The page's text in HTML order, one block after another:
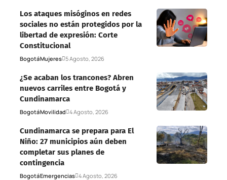
Los ataques misóginos en redes
sociales no están protegidos por la
libertad de expresión: Corte
Constitucional
BogotáMujeres 5 Agosto, 2026
¿Se acaban los trancones? Abren
nuevos carriles entre Bogotá y
Cundinamarca
BogotáMovilidad 4 Agosto, 2026
Cundinamarca se prepara para El
Niño: 27 municipios aún deben
completar sus planes de
contingencia
BogotáEmergencias 4 Agosto, 2026